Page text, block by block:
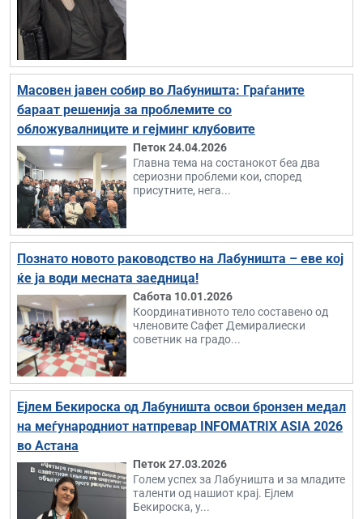
Масовен јавен собир во Лабуништа: Граѓаните
бараат решенија за проблемите со
обложувалниците и гејминг клубовите
Петок 24.04.2026
Главна тема на состанокот беа два
сериозни проблеми кои, според
присутните, нега...
Познато новото раководство на Лабуништа – еве кој
ќе ја води месната заедница!
Сабота 10.01.2026
Координативното тело составено од
членовите Сафет Демиралиески
советник на градо...
Ејлем Бекироска од Лабуништа освои бронзен медал
на меѓународниот натпревар INFOMATRIX ASIA 2026
во Астана
Петок 27.03.2026
Голем успех за Лабуништа и за младите
таленти од нашиот крај. Ејлем
Бекироска, у...